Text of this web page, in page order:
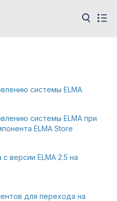
системы ELMA
системы ELMA при
ELMA Store
версии ELMA 2.5 на
для перехода на